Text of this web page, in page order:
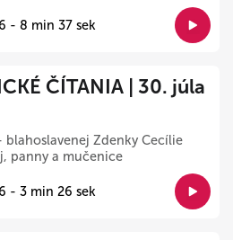
- 8 min 37 sek
ČÍTANIA | 30. júla
blahoslavenej Zdenky Cecílie
panny a mučenice
- 3 min 26 sek